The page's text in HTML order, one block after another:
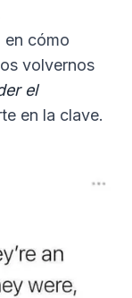
en cómo
volvernos
el
en la clave.